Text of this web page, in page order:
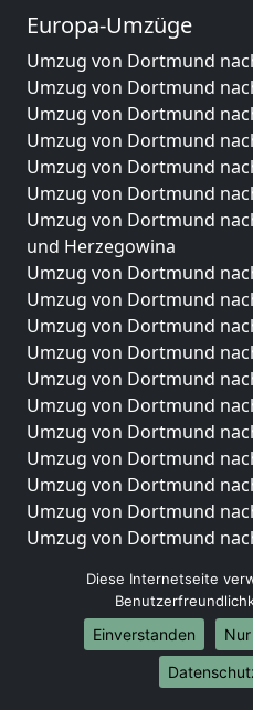
Europa-Umzüge
Umzug von Dortmund
Umzug von Dortmund
Umzug von Dortmund
Umzug von Dortmund
Umzug von Dortmund
Umzug von Dortmund
Umzug von Dortmund
und Herzegowina
Umzug von Dortmund
Umzug von Dortmund
Umzug von Dortmund
Umzug von Dortmund
Umzug von Dortmund
Umzug von Dortmund
Umzug von Dortmund
Umzug von Dortmund
Umzug von Dortmund
Umzug von Dortmund
Umzug von Dortmund
Umzug von Dortmund
Umzüge-
Umzug von Dortmund
Umzug von Dortmund
Diese Internetseite
Einverstanden